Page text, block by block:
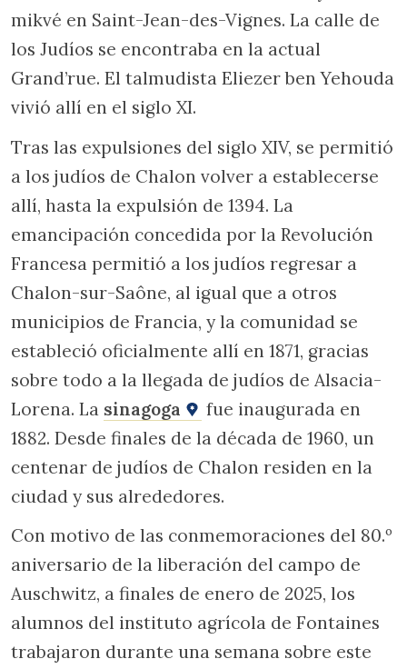
mikvé en Saint-Jean-des-Vignes. La calle de
los Judíos se encontraba en la actual
Grand’rue. El talmudista Eliezer ben Yehouda
vivió allí en el siglo XI.
Tras las expulsiones del siglo XIV, se permitió
a los judíos de Chalon volver a establecerse
allí, hasta la expulsión de 1394. La
emancipación concedida por la Revolución
Francesa permitió a los judíos regresar a
Chalon-sur-Saône, al igual que a otros
municipios de Francia, y la comunidad se
estableció oficialmente allí en 1871, gracias
sobre todo a la llegada de judíos de Alsacia-
Lorena. La sinagoga
fue inaugurada en
1882. Desde finales de la década de 1960, un
centenar de judíos de Chalon residen en la
ciudad y sus alrededores.
Con motivo de las conmemoraciones del 80.º
aniversario de la liberación del campo de
Auschwitz, a finales de enero de 2025, los
alumnos del instituto agrícola de Fontaines
trabajaron durante una semana sobre este